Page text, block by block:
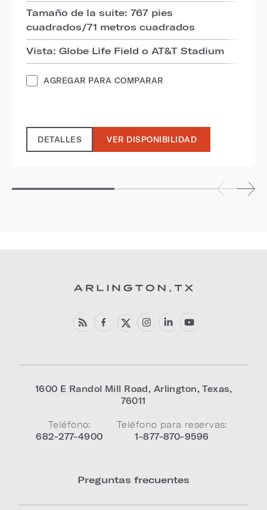
Tamaño de la suite: 767 pies
cuadrados/71 metros cuadrados
Vista: Globe Life Field o AT&T Stadium
AGREGAR PARA COMPARAR
DETALLES VER DISPONIBILIDAD
1600 E Randol Mill Road, Arlington,Texas,
76011
Teléfono:
682-277-4900
Teléfono para reservas:
1-877-870-9596
Preguntas frecuentes